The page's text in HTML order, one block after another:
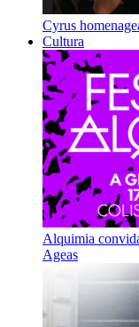
Cyrus
Cultura
Alquimia
Ageas